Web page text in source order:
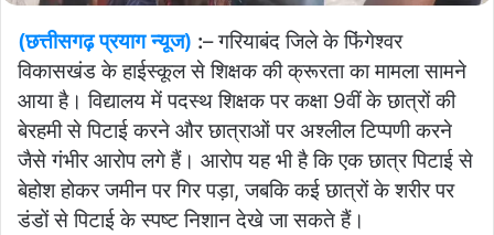
(छत्तीसगढ़ प्रयाग न्यूज) :– गरियाबंद जिले के फिंगेश्वर
विकासखंड के हाईस्कूल से शिक्षक की क्रूरता का मामला सामने
आया है। विद्यालय में पदस्थ शिक्षक पर कक्षा 9वीं के छात्रों की
बेरहमी से पिटाई करने और छात्राओं पर अश्लील टिप्पणी करने
जैसे गंभीर आरोप लगे हैं। आरोप यह भी है कि एक छात्र पिटाई से
बेहोश होकर जमीन पर गिर पड़ा, जबकि कई छात्रों के शरीर पर
डंडों से पिटाई के स्पष्ट निशान देखे जा सकते हैं।